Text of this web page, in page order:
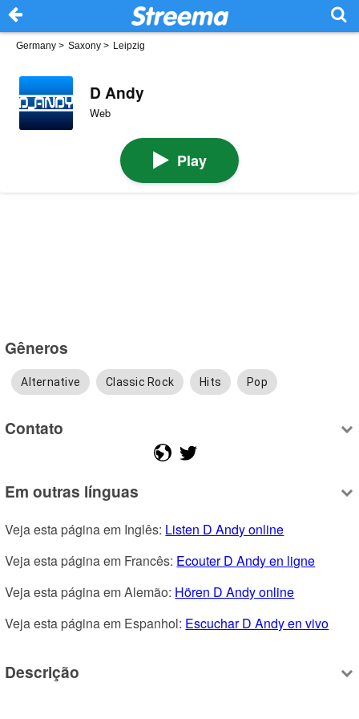
Germany > Saxony > Leipzig
D Andy
Web
Play
Gêneros
Alternative Classic Rock Hits Pop
Contato
Em outras línguas
Veja esta página em Inglês: Listen D Andy online
Veja esta página em Francês: Ecouter D Andy en ligne
Veja esta página em Alemão: Hören D Andy online
Veja esta página em Espanhol: Escuchar D Andy en vivo
Descrição